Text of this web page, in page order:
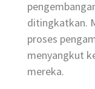
ditingkatkan.
proses
menyangkut
mereka.